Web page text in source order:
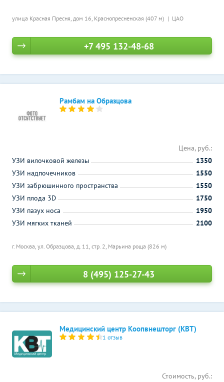
улица Красная Пресня, дом 16, Краснопресненская (407 м) ЦАО
+7 495 132-48-68
Рамбам на Образцова
г. Москва, ул. Образцова, д. 11, стр. 2, Марьина роща (826 м)
Цена, руб.:
УЗИ вилочковой железы
1350
УЗИ надпочечников
1550
УЗИ забрюшинного пространства
1550
УЗИ плода 3D
1750
УЗИ пазух носа
1950
УЗИ мягких тканей
2100
8 (495) 125-27-43
Медицинский центр Коопвнешторг (КВТ)
1 отзыв
Стоимость, руб.: